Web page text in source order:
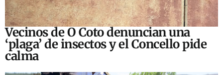
Vecinos de O Coto denuncian una
‘plaga’ de insectos y el Concello pide
calma